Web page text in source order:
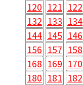
120 121 122
132 133 134
144 145 146
156 157 158
168 169 170
180 181 182